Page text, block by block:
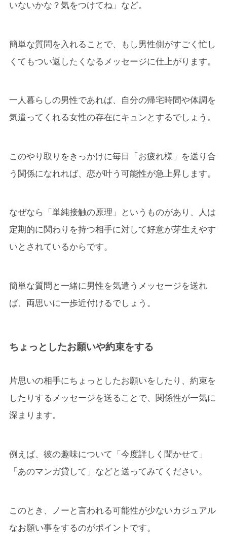
いないかな？気をつけてね」など。
簡単な質問を入れることで、もし男性側がすごく忙し
くてもつい返したくなるメッセージに仕上がります。
一人暮らしの男性であれば、自分の帰宅時間や体調を
気遣ってくれる女性の存在にキュンとするでしょう。
このやり取りをきっかけに毎日「お疲れ様」を送り合
う関係になれれば、恋が叶う可能性が急上昇します。
なぜなら「単純接触の原理」というものがあり、人は
定期的に関わりを持つ相手に対して好意が芽生えやす
いとされているからです。
簡単な質問と一緒に男性を気遣うメッセージを送れ
ば、両思いに一歩近付けるでしょう。
ちょっとしたお願いや約束をする
片思いの相手にちょっとしたお願いをしたり、約束を
したりするメッセージを送ることで、関係性が一気に
深まります。
例えば、彼の趣味について「今度詳しく聞かせて」
「あのマンガ貸して」などと送ってみてください。
このとき、ノーと言われる可能性が少ないカジュアル
なお願い事をするのがポイントです。